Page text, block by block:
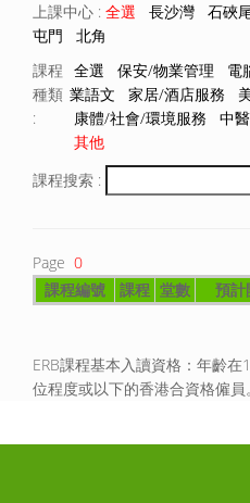
上課中心 : 全選 長沙灣 石硤
屯門
北角
課程
種類
:
全選 保安/物業管理 電
業語文
家居/酒店服務
康體/社會/環境服務
中
其他
課程搜索 :
Page 0
課程編號
課程 堂數 預計
ERB課程基本入讀資格：年齡
位程度或以下的香港合資格僱員。